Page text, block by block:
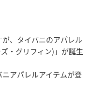
、タイバニのアパレル
・グリフィン)」が誕生
アパレルアイテムが登